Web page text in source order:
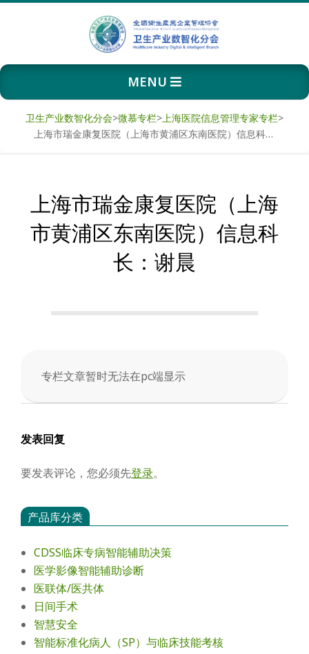
卫
生
产
数
智
Primary
Navigation
MENU
卫生产业数智化分会>微慕专栏>上海医院信息管理专家专栏>
上海市瑞金康复医院（上海市黄浦区东南医院）信息科长：谢晨
上海市瑞金康复医院（上海
市黄浦区东南医院）信息科
长：谢晨
专栏文章暂时无法在pc端显示
2025-
05
发表回复
要发表评论，您必须先登录。
产品库分类
CDSS临床专病智能辅助决策
医学影像智能辅助诊断
医联体/医共体
日间手术
智慧安全
智能标准化病人（SP）与临床技能考核